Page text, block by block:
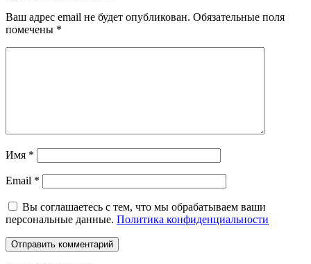
Ваш адрес email не будет опубликован. Обязательные поля
помечены *
Имя *
Email *
Вы соглашаетесь с тем, что мы обрабатываем ваши
персональные данные. Политика конфиденциальности